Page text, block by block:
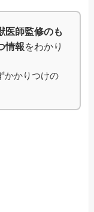
医師監修のも
情報をわかり
かかりつけの